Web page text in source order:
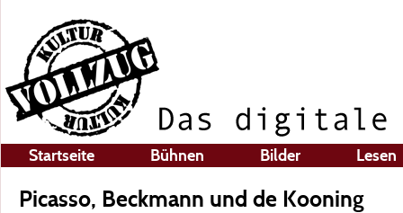
Startseite Bühnen Bilder Lesen
Picasso, Beckmann und de Kooning